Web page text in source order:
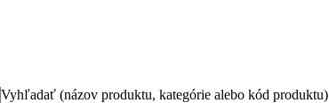
Vyhľadať (názov produktu, kategórie alebo kód produktu)